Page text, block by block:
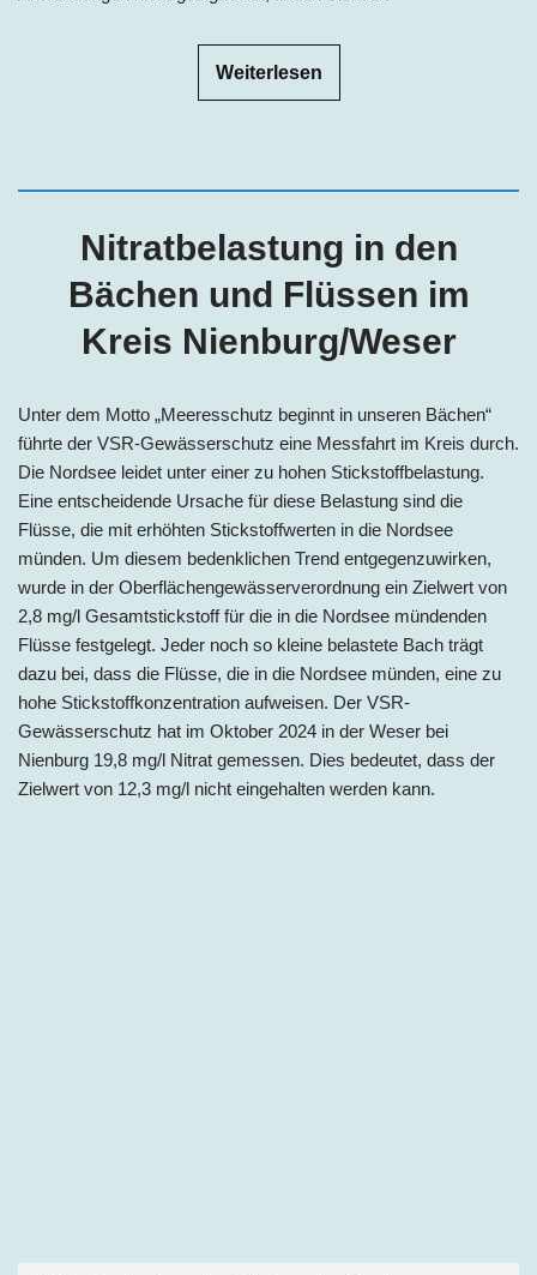
Weiterlesen
Nitratbelastung in den
Bächen und Flüssen im
Kreis Nienburg/Weser
Unter dem Motto „Meeresschutz beginnt in unseren Bächen“
führte der VSR-Gewässerschutz eine Messfahrt im Kreis durch.
Die Nordsee leidet unter einer zu hohen Stickstoffbelastung.
Eine entscheidende Ursache für diese Belastung sind die
Flüsse, die mit erhöhten Stickstoffwerten in die Nordsee
münden. Um diesem bedenklichen Trend entgegenzuwirken,
wurde in der Oberflächengewässerverordnung ein Zielwert von
2,8 mg/l Gesamtstickstoff für die in die Nordsee mündenden
Flüsse festgelegt. Jeder noch so kleine belastete Bach trägt
dazu bei, dass die Flüsse, die in die Nordsee münden, eine zu
hohe Stickstoffkonzentration aufweisen. Der VSR-
Gewässerschutz hat im Oktober 2024 in der Weser bei
Nienburg 19,8 mg/l Nitrat gemessen. Dies bedeutet, dass der
Zielwert von 12,3 mg/l nicht eingehalten werden kann.